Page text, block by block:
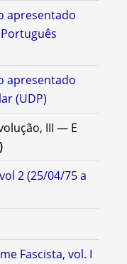
apresentado
apresentado
(UDP)
III — E
2 (25/04/75 a
Fascista, vol. I